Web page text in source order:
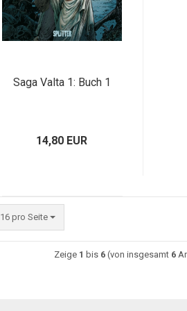
Saga Valta 1: Buch 1
14,80 EUR
16 pro Seite
Zeige 1 bis 6 (von insgesamt 6